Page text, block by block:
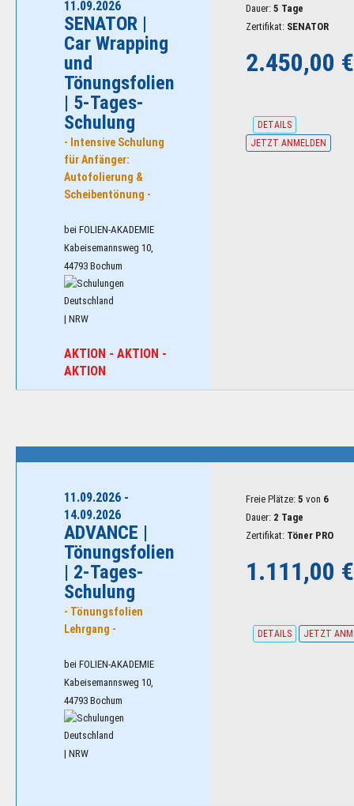
11.09.2026
SENATOR |
Car Wrapping
und
Tönungsfolien
| 5-Tages-
Schulung
- Intensive Schulung
für Anfänger:
Autofolierung &
Scheibentönung -
bei FOLIEN-AKADEMIE
Kabeisemannsweg 10,
44793 Bochum
| NRW
AKTION - AKTION -
AKTION
Dauer: 5 Tage
Zertifikat: SENATOR
2.450,00 €
DETAILS
JETZT ANMELDEN
11.09.2026 -
14.09.2026
ADVANCE |
Tönungsfolien
| 2-Tages-
Schulung
- Tönungsfolien
Lehrgang -
bei FOLIEN-AKADEMIE
Kabeisemannsweg 10,
44793 Bochum
| NRW
Freie Plätze: 5 von 6
Dauer: 2 Tage
Zertifikat: Töner PRO
1.111,00
DETAILS JETZT